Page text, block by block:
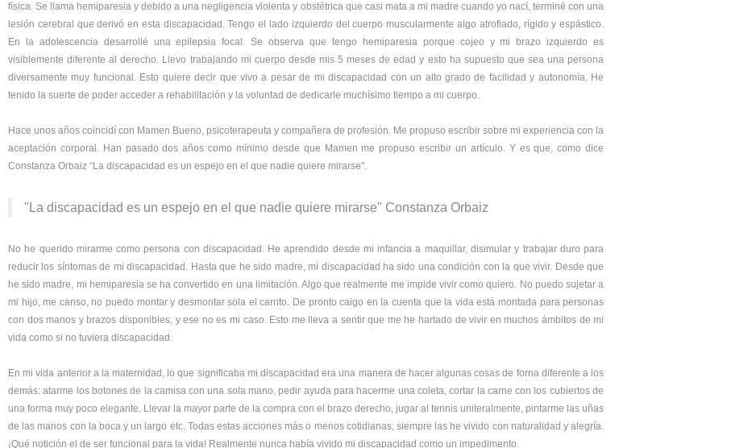
física. Se llama hemiparesia y debido a una negligencia violenta y obstétrica que casi mata a mi madre cuando yo nací, terminé con una
lesión cerebral que derivó en esta discapacidad. Tengo el lado izquierdo del cuerpo muscularmente algo atrofiado, rígido y espástico.
En la adolescencia desarrollé una epilepsia focal. Se observa que tengo hemiparesia porque cojeo y mi brazo izquierdo es
visiblemente diferente al derecho. Llevo trabajando mi cuerpo desde mis 5 meses de edad y esto ha supuesto que sea una persona
diversamente muy funcional. Esto quiere decir que vivo a pesar de mi discapacidad con un alto grado de facilidad y autonomía. He
tenido la suerte de poder acceder a rehabilitación y la voluntad de dedicarle muchísimo tiempo a mi cuerpo.
Hace unos años coincidí con Mamen Bueno, psicoterapeuta y compañera de profesión. Me propuso escribir sobre mi experiencia con la
aceptación corporal. Han pasado dos años como mínimo desde que Mamen me propuso escribir un artículo. Y es que, como dice
Constanza Orbaiz “La discapacidad es un espejo en el que nadie quiere mirarse".
"La discapacidad es un espejo en el que nadie quiere mirarse" Constanza Orbaiz
No he querido mirarme como persona con discapacidad. He aprendido desde mi infancia a maquillar, disimular y trabajar duro para
reducir los síntomas de mi discapacidad. Hasta que he sido madre, mi discapacidad ha sido una condición con la que vivir. Desde que
he sido madre, mi hemiparesia se ha convertido en una limitación. Algo que realmente me impide vivir como quiero. No puedo sujetar a
mi hijo, me canso, no puedo montar y desmontar sola el carrito. De pronto caigo en la cuenta que la vida está montada para personas
con dos manos y brazos disponibles, y ese no es mi caso. Esto me lleva a sentir que me he hartado de vivir en muchos ámbitos de mi
vida como si no tuviera discapacidad.
En mi vida anterior a la maternidad, lo que significaba mi discapacidad era una manera de hacer algunas cosas de forna diferente a los
demás: atarme los botones de la camisa con una sola mano, pedir ayuda para hacerme una coleta, cortar la carne con los cubiertos de
una forma muy poco elegante. Llevar la mayor parte de la compra con el brazo derecho, jugar al tennis uniteralmente, pintarme las uñas
de las manos con la boca y un largo etc. Todas estas acciones más o menos cotidianas, siempre las he vivido con naturalidad y alegría.
¡Qué notición el de ser funcional para la vida! Realmente nunca había vivido mi discapacidad como un impedimento.